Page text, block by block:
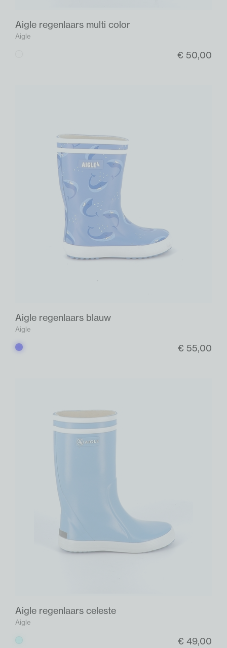
Aigle regenlaars multi color
Aigle
€ 50,00
Aigle regenlaars blauw
Aigle
Blauw € 55,00
Aigle regenlaars celeste
Aigle
Celeste € 49,00